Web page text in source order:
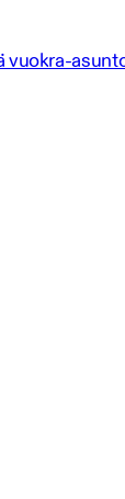
vuokra-